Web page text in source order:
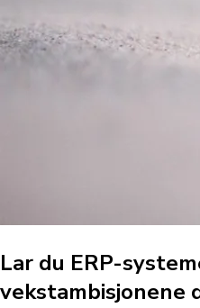
Lar du ERP-
vekstambisjonene